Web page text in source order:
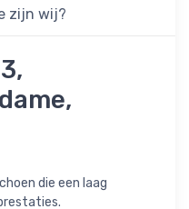
zijn wij?
die een laag